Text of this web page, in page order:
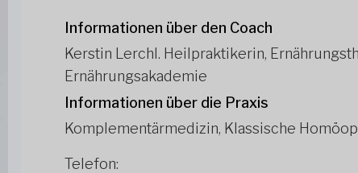
Informationen über den Coach
Kerstin Lerchl. Heilpraktikerin,
Ernährungsakademie
Informationen über die Praxis
Komplementärmedizin, Klassische
Telefon: